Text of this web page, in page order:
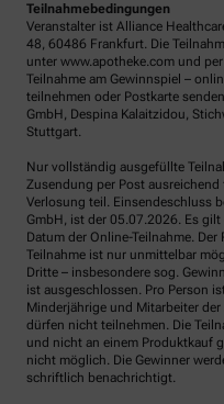
Teilnahmebedingungen
Veranstalter ist Alliance
48, 60486 Frankfurt. Die
unter www.apotheke.com und
Teilnahme am Gewinnspiel –
teilnehmen oder Postkarte
GmbH, Despina Kalaitzidou,
Stuttgart.
Nur vollständig ausgefüllte
Zusendung per Post
Verlosung teil. Einsendeschluss
GmbH, ist der 05.07.2026. Es
Datum der Online-Teilnahme.
Teilnahme ist nur unmittelbar
Dritte – insbesondere sog.
ist ausgeschlossen. Pro Person
Minderjährige und Mitarbeiter
dürfen nicht teilnehmen. Die
und nicht an einem Produktkauf
nicht möglich. Die Gewinner
schriftlich benachrichtigt.